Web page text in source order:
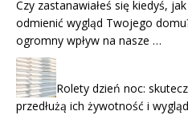
Czy zastanawiałeś się kiedyś,
odmienić wygląd Twojego
ogromny wpływ na nasze …
Rolety dzień noc:
przedłużą ich żywotność i wygląd